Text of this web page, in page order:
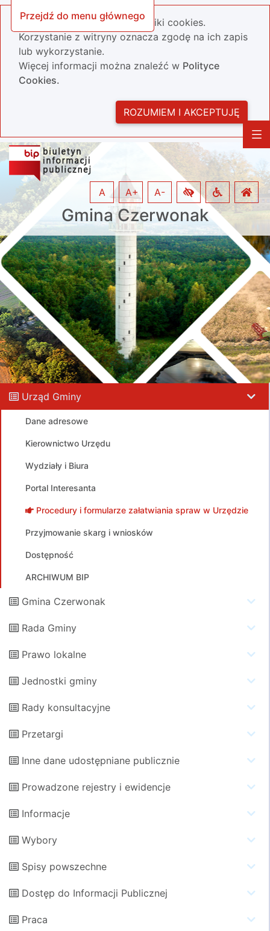
Przejdź do menu głównego
Nasza strona wykorzystuje pliki cookies.
Korzystanie z witryny oznacza zgodę na ich zapis
lub wykorzystanie.
Więcej informacji można znaleźć w Polityce
Cookies.
ROZUMIEM I AKCEPTUJĘ
Gmina Czerwonak
A A+ A-
Urząd Gminy
Dane adresowe
Kierownictwo Urzędu
Wydziały i Biura
Portal Interesanta
Procedury i formularze załatwiania spraw w Urzędzie
Przyjmowanie skarg i wniosków
Dostępność
ARCHIWUM BIP
Gmina Czerwonak
Rada Gminy
Prawo lokalne
Jednostki gminy
Rady konsultacyjne
Przetargi
Inne dane udostępniane publicznie
Prowadzone rejestry i ewidencje
Informacje
Wybory
Spisy powszechne
Dostęp do Informacji Publicznej
Praca